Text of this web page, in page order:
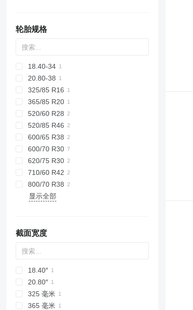
显示全部
轮胎规格
18.40-34
20.80-38
325/85 R16
365/85 R20
520/60 R28
520/85 R46
600/65 R38
600/70 R30
620/75 R30
710/60 R42
800/70 R38
显示全部
截面宽度
18.40″
20.80″
325 毫米
365 毫米